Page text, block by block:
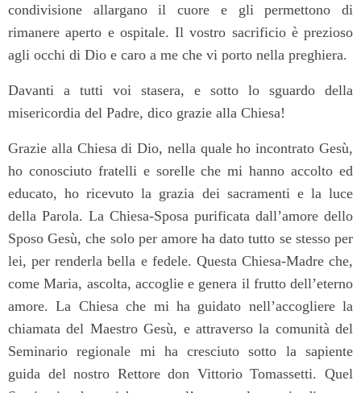
condivisione allargano il cuore e gli permettono di
rimanere aperto e ospitale. Il vostro sacrificio è prezioso
agli occhi di Dio e caro a me che vi porto nella preghiera.
Davanti a tutti voi stasera, e sotto lo sguardo della
misericordia del Padre, dico grazie alla Chiesa!
Grazie alla Chiesa di Dio, nella quale ho incontrato Gesù,
ho conosciuto fratelli e sorelle che mi hanno accolto ed
educato, ho ricevuto la grazia dei sacramenti e la luce
della Parola. La Chiesa-Sposa purificata dall’amore dello
Sposo Gesù, che solo per amore ha dato tutto se stesso per
lei, per renderla bella e fedele. Questa Chiesa-Madre che,
come Maria, ascolta, accoglie e genera il frutto dell’eterno
amore. La Chiesa che mi ha guidato nell’accogliere la
chiamata del Maestro Gesù, e attraverso la comunità del
Seminario regionale mi ha cresciuto sotto la sapiente
guida del nostro Rettore don Vittorio Tomassetti. Quel